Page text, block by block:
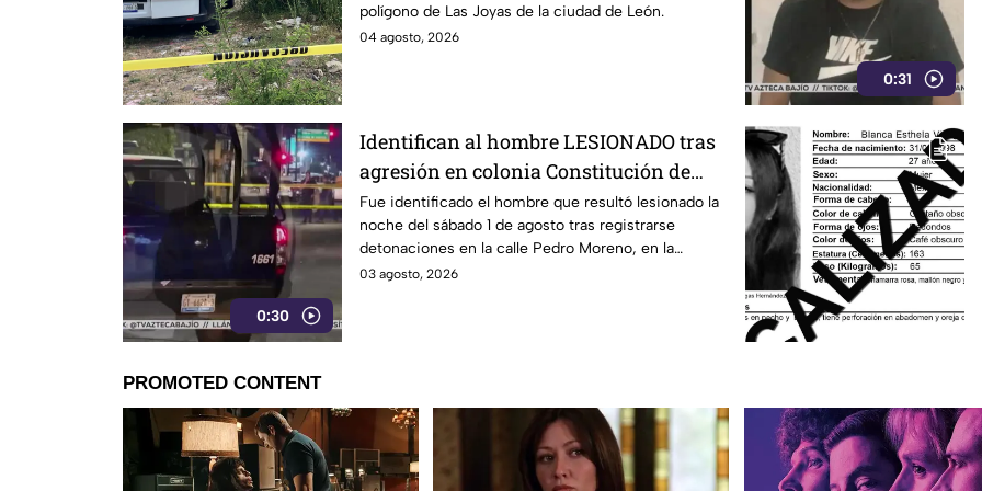
polígono de Las Joyas de la ciudad de León.
04 agosto, 2026
0:31
0:30
Identifican al hombre LESIONADO tras
agresión en colonia Constitución de
Apatzingán en Irapuato
Fue identificado el hombre que resultó lesionado la
noche del sábado 1 de agosto tras registrarse
detonaciones en la calle Pedro Moreno, en la
colonia Constitución de Apatzingán, en Irapuato.
03 agosto, 2026